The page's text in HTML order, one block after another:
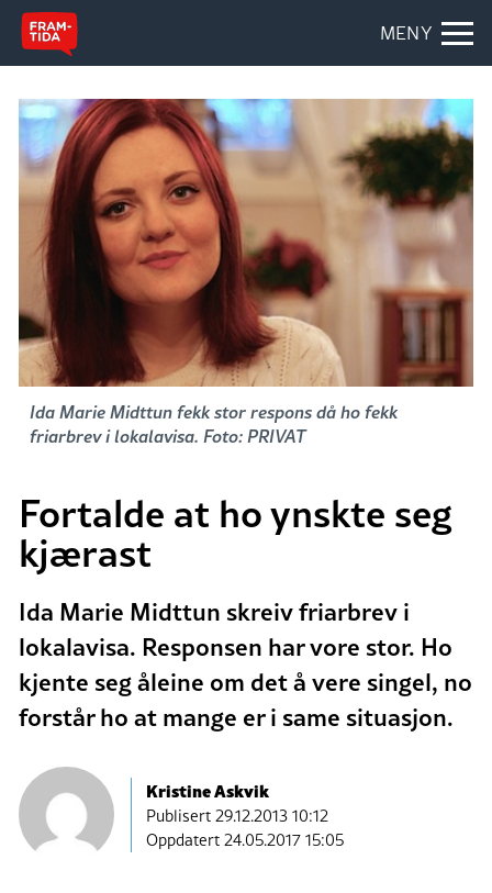
MENY
Ida Marie Midttun fekk stor respons då ho fekk
friarbrev i lokalavisa. Foto: PRIVAT
Fortalde at ho ynskte seg
kjærast
Ida Marie Midttun skreiv friarbrev i
lokalavisa. Responsen har vore stor. Ho
kjente seg åleine om det å vere singel, no
forstår ho at mange er i same situasjon.
Kristine Askvik
Publisert29.12.2013 10:12
Oppdatert 24.05.2017 15:05